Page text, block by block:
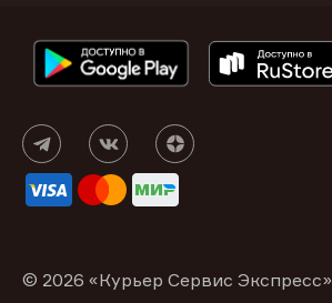
© 2026 «Курьер Сервис Экспресс»